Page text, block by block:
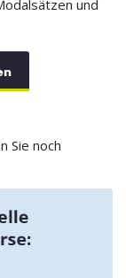
und
Sie noch